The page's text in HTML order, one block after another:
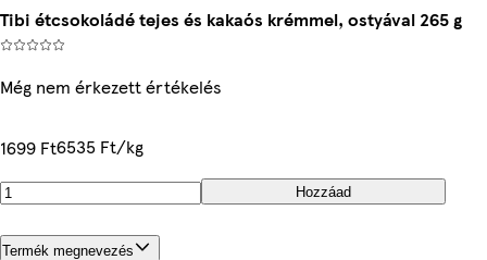
Tibi étcsokoládé tejes és kakaós krémmel, ostyával 265 g
Még nem érkezett értékelés
1699 Ft6535 Ft/kg
Hozzáad
Termék megnevezés